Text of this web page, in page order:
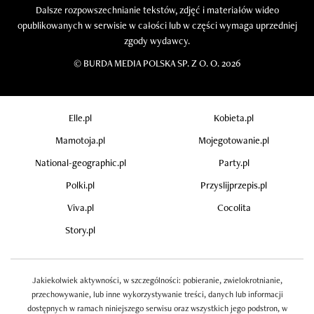
Dalsze rozpowszechnianie tekstów, zdjęć i materiałów wideo
opublikowanych w serwisie w całości lub w części wymaga uprzedniej
zgody wydawcy.
© BURDA MEDIA POLSKA SP. Z O. O. 2026
Elle.pl
Kobieta.pl
Mamotoja.pl
Mojegotowanie.pl
National-geographic.pl
Party.pl
Polki.pl
Przyslijprzepis.pl
Viva.pl
Cocolita
Story.pl
Jakiekolwiek aktywności, w szczególności: pobieranie, zwielokrotnianie,
przechowywanie, lub inne wykorzystywanie treści, danych lub informacji
dostępnych w ramach niniejszego serwisu oraz wszystkich jego podstron, w